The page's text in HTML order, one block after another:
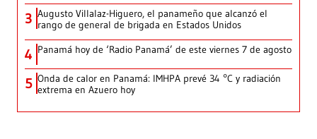
3 Augusto Villalaz-Higuero, el panameño que alcanzó el
rango de general de brigada en Estados Unidos
4 Panamá hoy de ‘Radio Panamá’ de este viernes 7 de agosto
5 Onda de calor en Panamá: IMHPA prevé 34 °C y radiación
extrema en Azuero hoy